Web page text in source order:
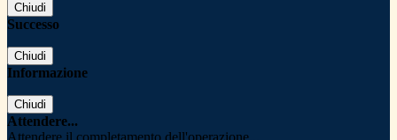
Chiudi
Successo
Chiudi
Informazione
Chiudi
Attendere...